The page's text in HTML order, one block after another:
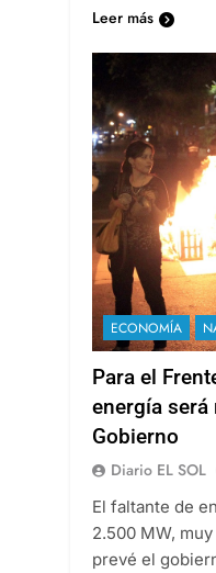
Leer más
ECONOMÍA
Para el
energía será
Gobierno
Diario EL SOL
El faltante de
2.500 MW,
prevé el